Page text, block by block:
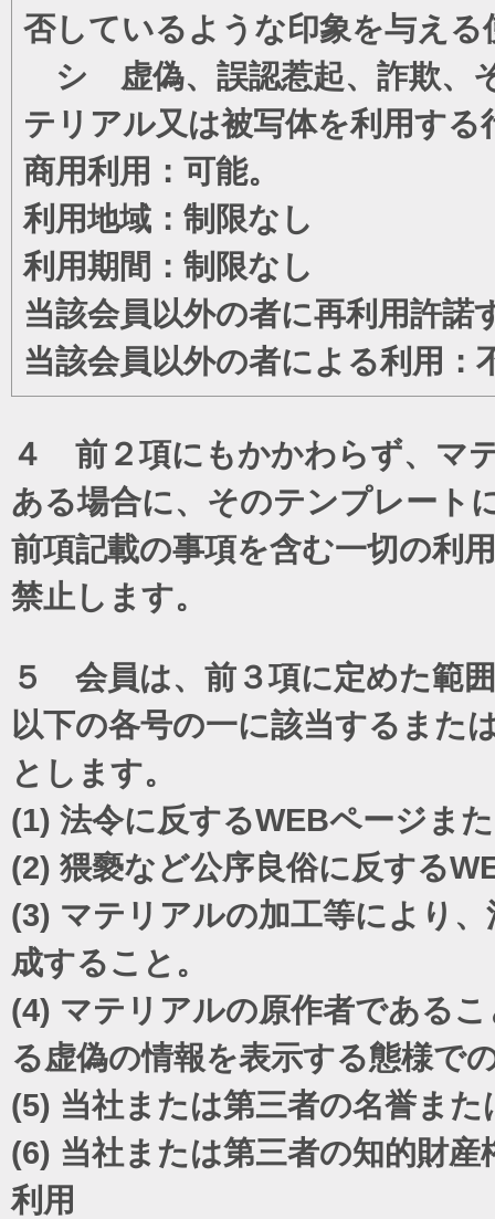
否しているような印象を与える
シ 虚偽、誤認惹起、詐欺、
テリアル又は被写体を利用する
商用利用：可能。
利用地域：制限なし
利用期間：制限なし
当該会員以外の者に再利用許諾
当該会員以外の者による利用：
４ 前２項にもかかわらず、マ
ある場合に、そのテンプレート
前項記載の事項を含む一切の利
禁止します。
５ 会員は、前３項に定めた範
以下の各号の一に該当するまた
とします。
(1) 法令に反するWEBページま
(2) 猥褻など公序良俗に反する
(3) マテリアルの加工等により
成すること。
(4) マテリアルの原作者である
る虚偽の情報を表示する態様で
(5) 当社または第三者の名誉ま
(6) 当社または第三者の知的財
利用